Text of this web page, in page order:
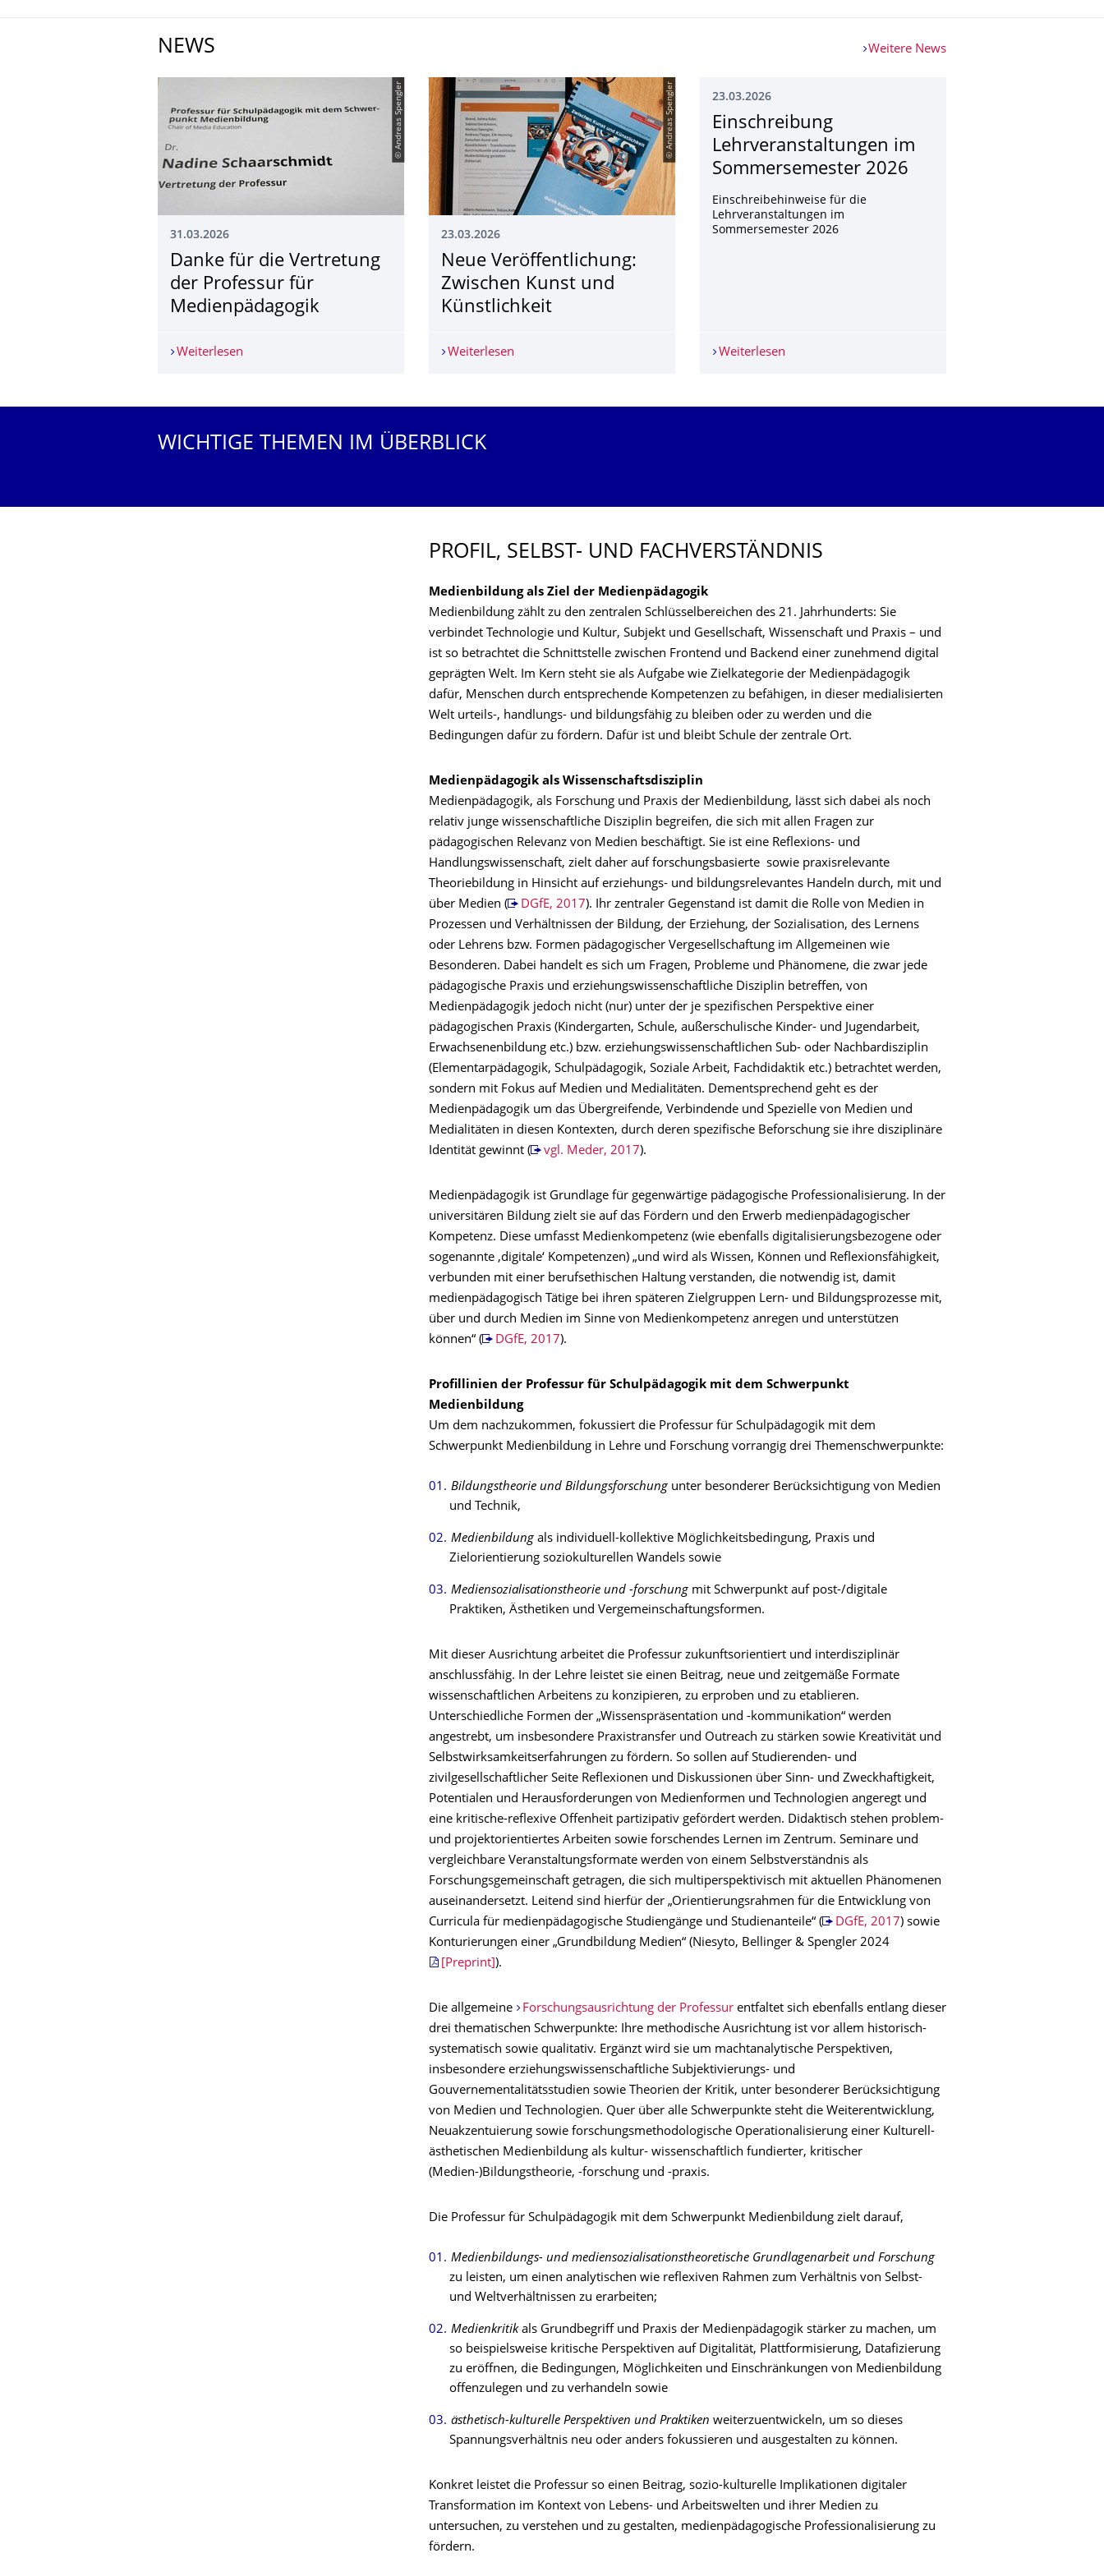
NEWS Weitere News
© Andreas Spengler
31.03.2026
Danke für die Vertretung
der Professur für
Medienpädagogik
Weiterlesen Danke für die Vertretung der Professur für Medienpädagogik
© Andreas Spengler
23.03.2026
Neue Veröffentlichung:
Zwischen Kunst und
Künstlichkeit
Weiterlesen Neue Veröffentlichung: Zwischen Kunst und Künstlichkeit
23.03.2026
Einschreibung
Lehrveranstaltun­gen im
Sommersemester 2026
Einschreibehinweise für die
Lehrveranstaltungen im
Sommersemester 2026
Weiterlesen
WICHTIGE THEMEN IM ÜBERBLICK
PROFIL, SELBST- UND FACHVERSTÄNDNIS
Medienbildung als Ziel der Medienpädagogik
Medienbildung zählt zu den zentralen Schlüsselbereichen des 21. Jahrhunderts: Sie
verbindet Technologie und Kultur, Subjekt und Gesellschaft, Wissenschaft und Praxis – und
ist so betrachtet die Schnittstelle zwischen Frontend und Backend einer zunehmend digital
geprägten Welt. Im Kern steht sie als Aufgabe wie Zielkategorie der Medienpädagogik
dafür, Menschen durch entsprechende Kompetenzen zu befähigen, in dieser medialisierten
Welt urteils-, handlungs- und bildungsfähig zu bleiben oder zu werden und die
Bedingungen dafür zu fördern. Dafür ist und bleibt Schule der zentrale Ort.
Medienpädagogik als Wissenschaftsdisziplin
Medienpädagogik, als Forschung und Praxis der Medienbildung, lässt sich dabei als noch
relativ junge wissenschaftliche Disziplin begreifen, die sich mit allen Fragen zur
pädagogischen Relevanz von Medien beschäftigt. Sie ist eine Reflexions- und
Handlungswissenschaft, zielt daher auf forschungsbasierte sowie praxisrelevante
Theoriebildung in Hinsicht auf erziehungs- und bildungsrelevantes Handeln durch, mit und
über Medien (
DGfE, 2017). Ihr zentraler Gegenstand ist damit die Rolle von Medien in
Prozessen und Verhältnissen der Bildung, der Erziehung, der Sozialisation, des Lernens
oder Lehrens bzw. Formen pädagogischer Vergesellschaftung im Allgemeinen wie
Besonderen. Dabei handelt es sich um Fragen, Probleme und Phänomene, die zwar jede
pädagogische Praxis und erziehungswissenschaftliche Disziplin betreffen, von
Medienpädagogik jedoch nicht (nur) unter der je spezifischen Perspektive einer
pädagogischen Praxis (Kindergarten, Schule, außerschulische Kinder- und Jugendarbeit,
Erwachsenenbildung etc.) bzw. erziehungswissenschaftlichen Sub- oder Nachbardisziplin
(Elementarpädagogik, Schulpädagogik, Soziale Arbeit, Fachdidaktik etc.) betrachtet werden,
sondern mit Fokus auf Medien und Medialitäten. Dementsprechend geht es der
Medienpädagogik um das Übergreifende, Verbindende und Spezielle von Medien und
Medialitäten in diesen Kontexten, durch deren spezifische Beforschung sie ihre disziplinäre
Identität gewinnt (
vgl. Meder, 2017).
Medienpädagogik ist Grundlage für gegenwärtige pädagogische Professionalisierung. In der
universitären Bildung zielt sie auf das Fördern und den Erwerb medienpädagogischer
Kompetenz. Diese umfasst Medienkompetenz (wie ebenfalls digitalisierungsbezogene oder
sogenannte ‚digitale‘ Kompetenzen) „und wird als Wissen, Können und Reflexionsfähigkeit,
verbunden mit einer berufsethischen Haltung verstanden, die notwendig ist, damit
medienpädagogisch Tätige bei ihren späteren Zielgruppen Lern- und Bildungsprozesse mit,
über und durch Medien im Sinne von Medienkompetenz anregen und unterstützen
können“ (
DGfE, 2017).
Profillinien der Professur für Schulpädagogik mit dem Schwerpunkt
Medienbildung
Um dem nachzukommen, fokussiert die Professur für Schulpädagogik mit dem
Schwerpunkt Medienbildung in Lehre und Forschung vorrangig drei Themenschwerpunkte:
Bildungstheorie und Bildungsforschung unter besonderer Berücksichtigung von Medien
und Technik,
Medienbildung als individuell-kollektive Möglichkeitsbedingung, Praxis und
Zielorientierung soziokulturellen Wandels sowie
Mediensozialisationstheorie und -forschung mit Schwerpunkt auf post-/digitale
Praktiken, Ästhetiken und Vergemeinschaftungsformen.
Mit dieser Ausrichtung arbeitet die Professur zukunftsorientiert und interdisziplinär
anschlussfähig. In der Lehre leistet sie einen Beitrag, neue und zeitgemäße Formate
wissenschaftlichen Arbeitens zu konzipieren, zu erproben und zu etablieren.
Unterschiedliche Formen der „Wissenspräsentation und -kommunikation“ werden
angestrebt, um insbesondere Praxistransfer und Outreach zu stärken sowie Kreativität und
Selbstwirksamkeitserfahrungen zu fördern. So sollen auf Studierenden- und
zivilgesellschaftlicher Seite Reflexionen und Diskussionen über Sinn- und Zweckhaftigkeit,
Potentialen und Herausforderungen von Medienformen und Technologien angeregt und
eine kritische-reflexive Offenheit partizipativ gefördert werden. Didaktisch stehen problem-
und projektorientiertes Arbeiten sowie forschendes Lernen im Zentrum. Seminare und
vergleichbare Veranstaltungsformate werden von einem Selbstverständnis als
Forschungsgemeinschaft getragen, die sich multiperspektivisch mit aktuellen Phänomenen
auseinandersetzt. Leitend sind hierfür der „Orientierungsrahmen für die Entwicklung von
Curricula für medienpädagogische Studiengänge und Studienanteile“ (
DGfE, 2017) sowie
Konturierungen einer „Grundbildung Medien“ (Niesyto, Bellinger & Spengler 2024
[Preprint] ).
Die allgemeine Forschungsausrichtung der Professurentfaltet sich ebenfalls entlang dieser
drei thematischen Schwerpunkte: Ihre methodische Ausrichtung ist vor allem historisch-
systematisch sowie qualitativ. Ergänzt wird sie um machtanalytische Perspektiven,
insbesondere erziehungswissenschaftliche Subjektivierungs- und
Gouvernementalitätsstudien sowie Theorien der Kritik, unter besonderer Berücksichtigung
von Medien und Technologien. Quer über alle Schwerpunkte steht die Weiterentwicklung,
Neuakzentuierung sowie forschungsmethodologische Operationalisierung einer Kulturell-
ästhetischen Medienbildung als kultur- wissenschaftlich fundierter, kritischer
(Medien-)Bildungstheorie, -forschung und -praxis.
Die Professur für Schulpädagogik mit dem Schwerpunkt Medienbildung zielt darauf,
Medienbildungs- und mediensozialisationstheoretische Grundlagenarbeit und Forschung
zu leisten, um einen analytischen wie reflexiven Rahmen zum Verhältnis von Selbst-
und Weltverhältnissen zu erarbeiten;
Medienkritikals Grundbegriff und Praxis der Medienpädagogik stärker zu machen, um
so beispielsweise kritische Perspektiven auf Digitalität, Plattformisierung, Datafizierung
zu eröffnen, die Bedingungen, Möglichkeiten und Einschränkungen von Medienbildung
offenzulegen und zu verhandeln sowie
ästhetisch-kulturelle Perspektiven und Praktiken weiterzuentwickeln, um so dieses
Spannungsverhältnis neu oder anders fokussieren und ausgestalten zu können.
Konkret leistet die Professur so einen Beitrag, sozio-kulturelle Implikationen digitaler
Transformation im Kontext von Lebens- und Arbeitswelten und ihrer Medien zu
untersuchen, zu verstehen und zu gestalten, medienpädagogische Professionalisierung zu
fördern.